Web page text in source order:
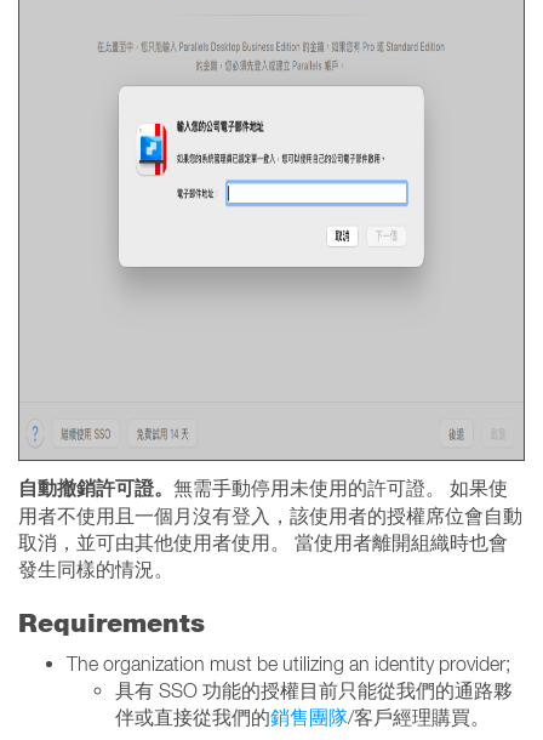
自動撤銷許可證。 無需手動停用未使用的許可證。 如果使
用者不使用且一個月沒有登入，該使用者的授權席位會自動
取消，並可由其他使用者使用。 當使用者離開組織時也會
發生同樣的情況。
Requirements
The organization must be utilizing an identity provider;
具有 SSO 功能的授權目前只能從我們的通路夥
伴或直接從我們的銷售團隊/客戶經理購買。